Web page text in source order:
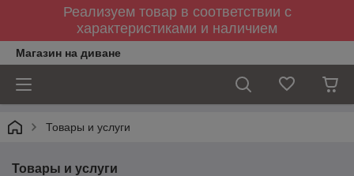
Реализуем товар в соответствии с
характеристиками и наличием
Магазин на диване
Товары и услуги
Товары и услуги